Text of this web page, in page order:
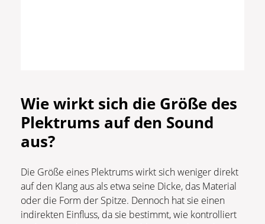
Wie wirkt sich die Größe des
Plektrums auf den Sound
aus?
Die Größe eines Plektrums wirkt sich weniger direkt
auf den Klang aus als etwa seine Dicke, das Material
oder die Form der Spitze. Dennoch hat sie einen
indirekten Einfluss, da sie bestimmt, wie kontrolliert